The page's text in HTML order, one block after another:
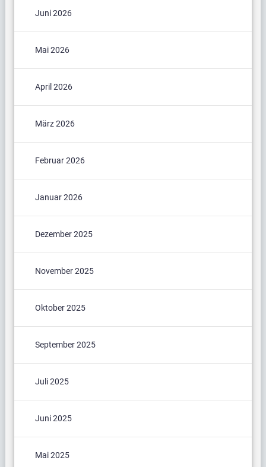
Juni 2026
Mai 2026
April 2026
März 2026
Februar 2026
Januar 2026
Dezember 2025
November 2025
Oktober 2025
September 2025
Juli 2025
Juni 2025
Mai 2025